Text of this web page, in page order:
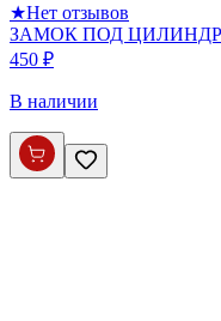
★Нет отзывов
ЗАМОК ПОД ЦИЛИНДР
450 ₽
В наличии